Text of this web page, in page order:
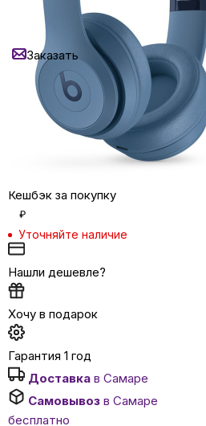
и чемоданы
дома и дачи
LEGO
и безопасность
аксессуары
Apple в Самаре
сертификаты
Уточняйте наличие
Нашли дешевле?
Заказать
Кредит от 1098 ₽/мес
Задайте вопрос
в мессенджер
Кешбэк за покупку
₽
Уточняйте наличие
Нашли дешевле?
Хочу в подарок
Гарантия 1 год
Доставка в Самаре
Самовывоз в Самаре
бесплатно